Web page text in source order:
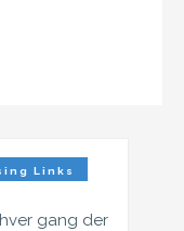
gang der
Links